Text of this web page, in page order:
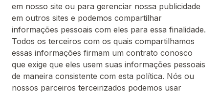
em nosso site ou para gerenciar nossa publicidade
em outros sites e podemos compartilhar
informações pessoais com eles para essa finalidade.
Todos os terceiros com os quais compartilhamos
essas informações firmam um contrato conosco
que exige que eles usem suas informações pessoais
de maneira consistente com esta política. Nós ou
nossos parceiros terceirizados podemos usar